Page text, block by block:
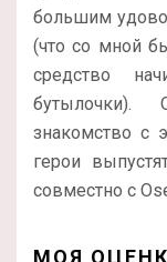
большим
(что со мной
средство
бутылочки).
знакомство с
герои
совместно с
МОЯ